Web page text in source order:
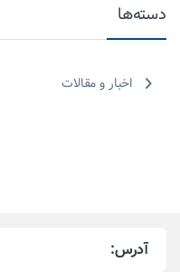
دسته‌ها
اخبار و مقالات
آدرس: